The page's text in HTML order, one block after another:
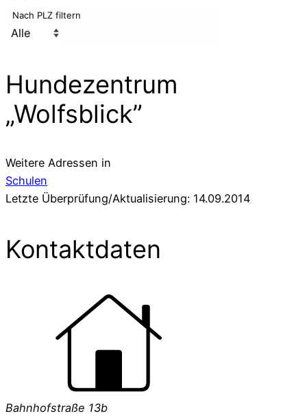
Nach PLZ filtern
Hundezentrum
„Wolfsblick”
Weitere Adressen in
Schulen
Letzte Überprüfung/Aktualisierung: 14.09.2014
Kontaktdaten
Bahnhofstraße 13b